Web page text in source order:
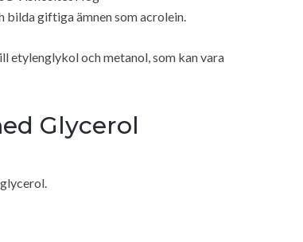
giftiga ämnen som acrolein.
etylenglykol och metanol, som kan vara
Glycerol